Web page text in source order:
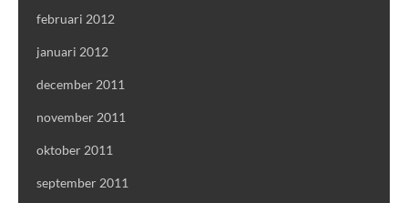
februari 2012
januari 2012
december 2011
november 2011
oktober 2011
september 2011